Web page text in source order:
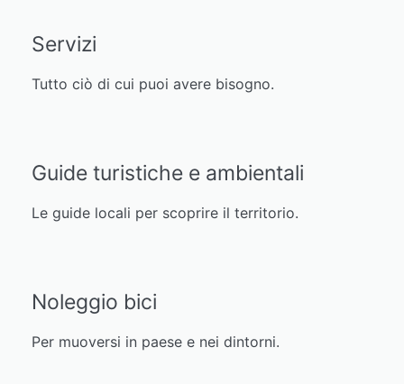
Servizi
Tutto ciò di cui puoi avere bisogno.
Guide turistiche e ambientali
Le guide locali per scoprire il territorio.
Noleggio bici
Per muoversi in paese e nei dintorni.